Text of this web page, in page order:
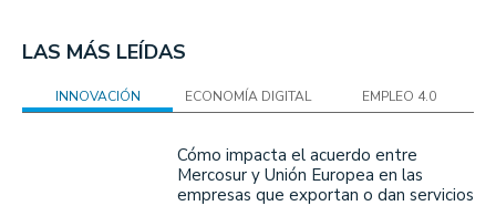
LAS MÁS LEÍDAS
INNOVACIÓN ECONOMÍA DIGITAL EMPLEO 4.0
Cómo impacta el acuerdo entre
Mercosur y Unión Europea en las
empresas que exportan o dan servicios